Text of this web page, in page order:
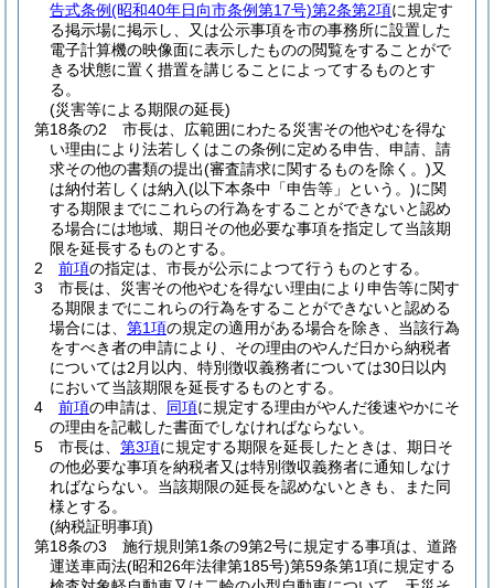
告式条例(昭和40年日向市条例第17号)第2条第2項に規定す
る掲示場に掲示し、又は公示事項を市の事務所に設置した
電子計算機の映像面に表示したものの閲覧をすることがで
きる状態に置く措置を講じることによってするものとす
る。
(災害等による期限の延長)
第18条の2
市長は、広範囲にわたる災害その他やむを得な
い理由により法若しくはこの条例に定める申告、申請、請
求その他の書類の提出(審査請求に関するものを除く。)又
は納付若しくは納入(以下本条中「申告等」という。)に関
する期限までにこれらの行為をすることができないと認め
る場合には地域、期日その他必要な事項を指定して当該期
限を延長するものとする。
2
前項の指定は、市長が公示によつて行うものとする。
3
市長は、災害その他やむを得ない理由により申告等に関す
る期限までにこれらの行為をすることができないと認める
場合には、 第1項の規定の適用がある場合を除き、当該行為
をすべき者の申請により、その理由のやんだ日から納税者
については2月以内、特別徴収義務者については30日以内
において当該期限を延長するものとする。
4
前項の申請は、 同項に規定する理由がやんだ後速やかにそ
の理由を記載した書面でしなければならない。
5
市長は、 第3項に規定する期限を延長したときは、期日そ
の他必要な事項を納税者又は特別徴収義務者に通知しなけ
ればならない。 当該期限の延長を認めないときも、また同
様とする。
(納税証明事項)
第18条の3
施行規則第1条の9第2号に規定する事項は、道路
運送車両法(昭和26年法律第185号)第59条第1項に規定する